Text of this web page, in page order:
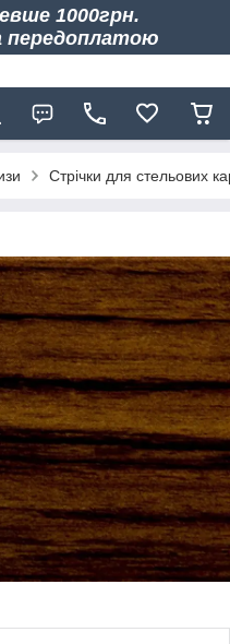
1000грн.
передоплатою
Стрічки для стельових